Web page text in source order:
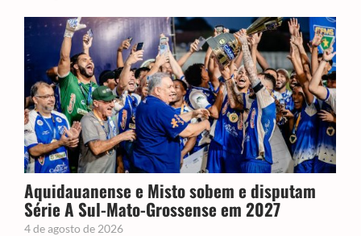
Aquidauanense e Misto sobem e disputam
Série A Sul-Mato-Grossense em 2027
4 de agosto de 2026